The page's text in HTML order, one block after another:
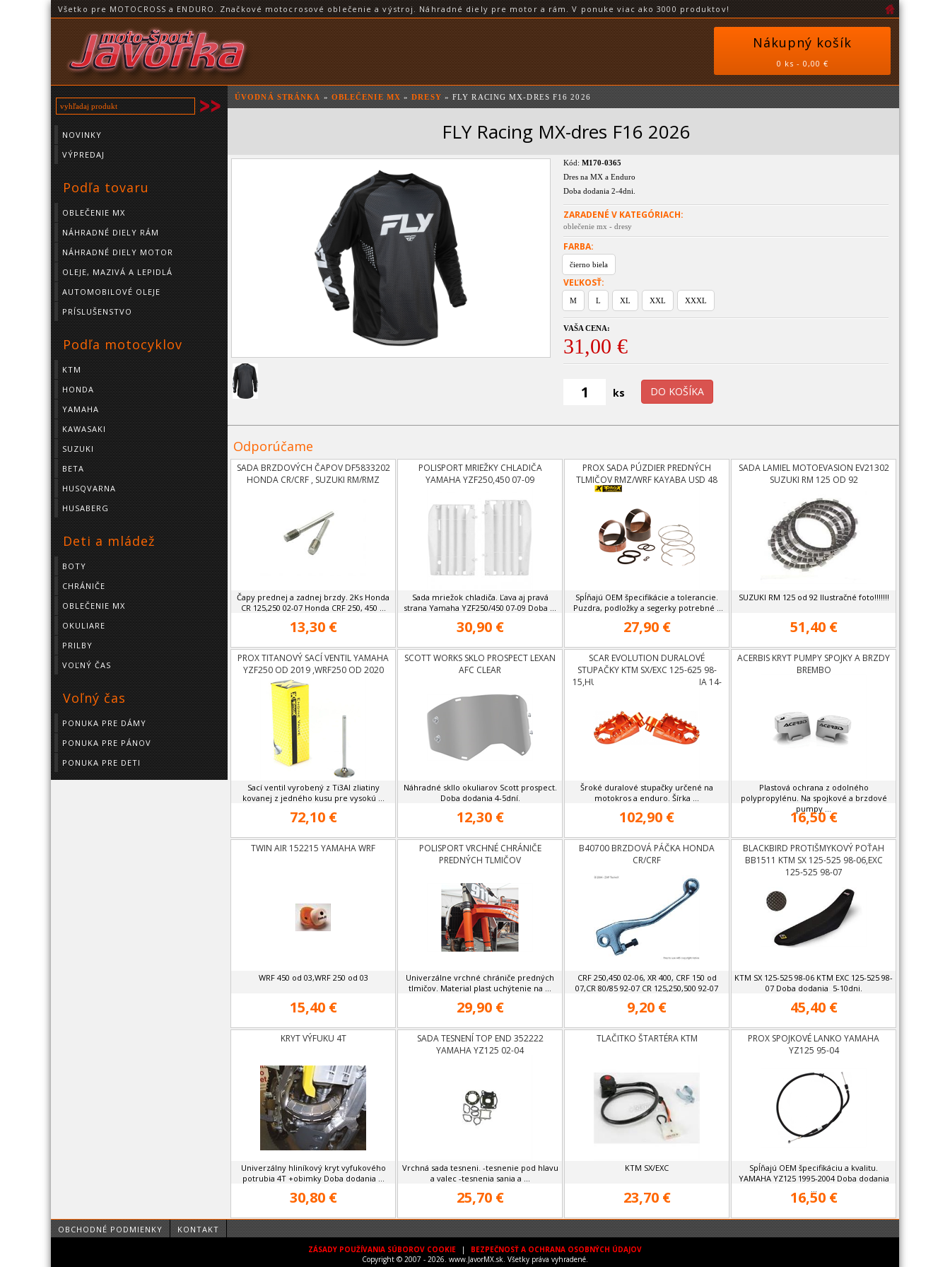
Všetko pre MOTOCROSS a ENDURO. Značkové motocrosové oblečenie a výstroj. Náhradné diely pre motor a rám. V ponuke viac ako 3000 produktov!
Nákupný košík
0 ks - 0,00 €
NOVINKY
VÝPREDAJ
Podľa tovaru
OBLEČENIE MX
NÁHRADNÉ DIELY RÁM
NÁHRADNÉ DIELY MOTOR
OLEJE, MAZIVÁ A LEPIDLÁ
AUTOMOBILOVÉ OLEJE
PRÍSLUŠENSTVO
Podľa motocyklov
KTM
HONDA
YAMAHA
KAWASAKI
SUZUKI
BETA
HUSQVARNA
HUSABERG
Deti a mládež
BOTY
CHRÁNIČE
OBLEČENIE MX
OKULIARE
PRILBY
VOĽNÝ ČAS
Voľný čas
PONUKA PRE DÁMY
PONUKA PRE PÁNOV
PONUKA PRE DETI
ÚVODNÁ STRÁNKA » OBLEČENIE MX »DRESY » FLY RACING MX-DRES F16 2026
FLY Racing MX-dres F16 2026
Kód: M170-0365
Dres na MX a Enduro
Doba dodania 2-4dni.
ZARADENÉ V KATEGÓRIACH:
oblečenie mx - dresy
FARBA:
čierno biela
VEĽKOSŤ:
M L XL XXL XXXL
VAŠA CENA:
31,00 €
ks
Odporúčame
SADA BRZDOVÝCH ČAPOV DF5833202
HONDA CR/CRF , SUZUKI RM/RMZ
Čapy prednej a zadnej brzdy. 2Ks Honda
CR 125,250 02-07 Honda CRF 250, 450 ...
13,30 €
POLISPORT MRIEŽKY CHLADIČA
YAMAHA YZF250,450 07-09
Sada mriežok chladiča. Ľava aj pravá
strana Yamaha YZF250/450 07-09 Doba ...
30,90 €
PROX SADA PÚZDIER PREDNÝCH
TLMIČOV RMZ/WRF KAYABA USD 48
Spĺňajú OEM špecifikácie a tolerancie.
Puzdra, podložky a segerky potrebné ...
27,90 €
SADA LAMIEL MOTOEVASION EV21302
SUZUKI RM 125 OD 92
SUZUKI RM 125 od 92 Ilustračné foto!!!!!!!
51,40 €
PROX TITANOVÝ SACÍ VENTIL YAMAHA
YZF250 OD 2019 ,WRF250 OD 2020
Sací ventil vyrobený z Ti3Al zliatiny
kovanej z jedného kusu pre vysokú ...
72,10 €
SCOTT WORKS SKLO PROSPECT LEXAN
AFC CLEAR
Náhradné skllo okuliarov Scott prospect.
Doba dodania 4-5dní.
12,30 €
SCAR EVOLUTION DURALOVÉ
STUPAČKY KTM SX/EXC 125-625 98-
15,HUSABERG 09-13,HUSQVARNA 14-
Šroké duralové stupačky určené na
motokros a enduro. Šírka ...
102,90 €
ACERBIS KRYT PUMPY SPOJKY A BRZDY
BREMBO
Plastová ochrana z odolného
polypropylénu. Na spojkové a brzdové
pumpy ...
16,50 €
TWIN AIR 152215 YAMAHA WRF
WRF 450 od 03,WRF 250 od 03
15,40 €
POLISPORT VRCHNÉ CHRÁNIČE
PREDNÝCH TLMIČOV
Univerzálne vrchné chrániče predných
tlmičov. Material plast uchýtenie na ...
29,90 €
B40700 BRZDOVÁ PÁČKA HONDA
CR/CRF
CRF 250,450 02-06, XR 400, CRF 150 od
07,CR 80/85 92-07 CR 125,250,500 92-07
9,20 €
BLACKBIRD PROTIŠMYKOVÝ POŤAH
BB1511 KTM SX 125-525 98-06,EXC
125-525 98-07
KTM SX 125-525 98-06 KTM EXC 125-525 98-
07 Doba dodania 5-10dni.
45,40 €
KRYT VÝFUKU 4T
Univerzálny hliníkový kryt vyfukového
potrubia 4T +obimky Doba dodania ...
30,80 €
SADA TESNENÍ TOP END 352222
YAMAHA YZ125 02-04
Vrchná sada tesneni. -tesnenie pod hlavu
a valec -tesnenia sania a ...
25,70 €
TLAČITKO ŠTARTÉRA KTM
KTM SX/EXC
23,70 €
PROX SPOJKOVÉ LANKO YAMAHA
YZ125 95-04
Spĺňajú OEM špecifikáciu a kvalitu.
YAMAHA YZ125 1995-2004 Doba dodania
16,50 €
OBCHODNÉ PODMIENKY KONTAKT
ZÁSADY POUŽÍVANIA SÚBOROV COOKIE |
BEZPEČNOSŤ A OCHRANA OSOBNÝCH ÚDAJOV
Copyright © 2007 - 2026. www.JavorMX.sk. Všetky práva vyhradené.